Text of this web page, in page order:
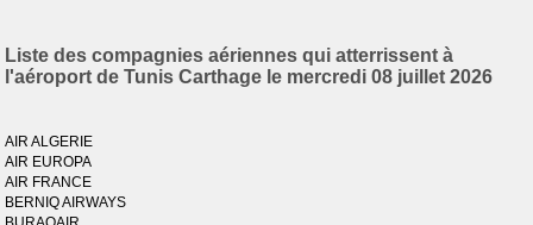
Liste des compagnies aériennes qui atterrissent à
l'aéroport de Tunis Carthage le mercredi 08 juillet 2026
AIR ALGERIE
AIR EUROPA
AIR FRANCE
BERNIQ AIRWAYS